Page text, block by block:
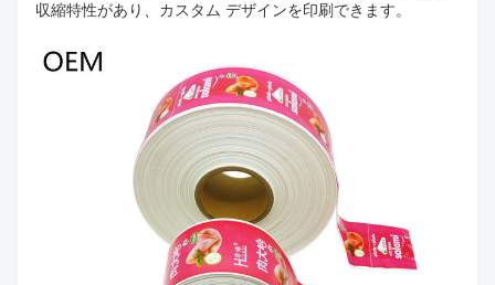
収縮特性があり、カスタム デザインを印刷できます。